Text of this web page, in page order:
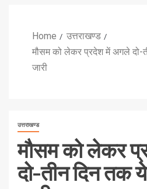
Home
उत्तराखण्ड
मौसम को लेकर प्रदेश में अगले दो-
जारी
उत्तराखण्ड
मौसम को लेकर
दो-तीन दिन तक